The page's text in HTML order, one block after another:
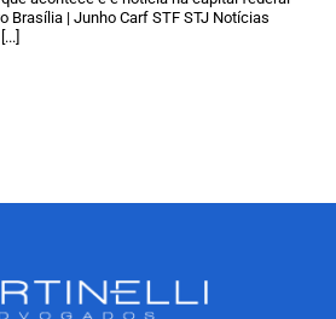
Brasília | Junho Carf STF STJ Notícias